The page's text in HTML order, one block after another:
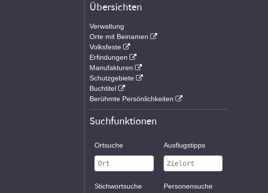
Übersichten
Verwaltung
Orte mit Beinamen
Volksfeste
Erfindungen
Manufakturen
Schutzgebiete
Buchtitel
Berühmte Persönlichkeiten
Suchfunktionen
Ortsuche Ausflugstipps
Stichwortsuche Personensuche